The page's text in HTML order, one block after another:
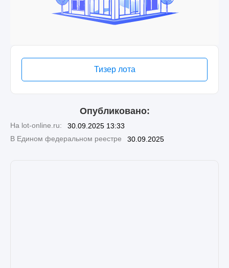
Тизер лота
Опубликовано:
На lot-online.ru:
30.09.2025 13:33
В Едином федеральном реестре
30.09.2025